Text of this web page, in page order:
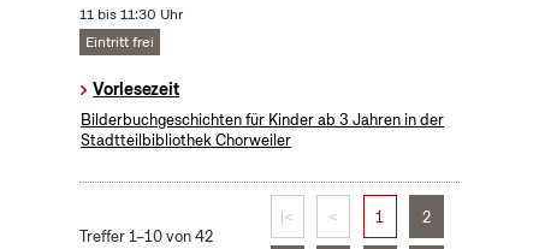
11 bis 11:30 Uhr
Eintritt frei
Vorlesezeit
Bilderbuchgeschichten für Kinder ab 3 Jahren in der
Stadtteilbibliothek Chorweiler
Treffer 1–10 von 42
|< < 1 2